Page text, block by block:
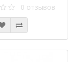
0 отзывов